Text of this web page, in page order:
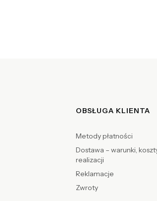
OBSŁUGA KLIENTA
Metody płatności
Dostawa – warunki,
realizacji
Reklamacje
Zwroty